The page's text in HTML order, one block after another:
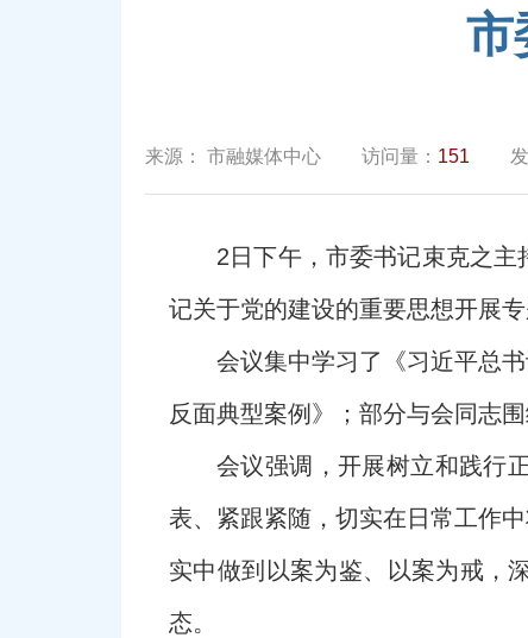
市
来源： 市融媒体中心 访问量： 151
2日下午，市委书记束克之
记关于党的建设的重要思想开展专
会议集中学习了《习近平总
反面典型案例》；部分与会同志
会议强调，开展树立和践行
表、紧跟紧随，切实在日常工作
实中做到以案为鉴、以案为戒，
态。